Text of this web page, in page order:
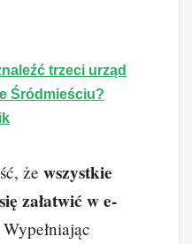
trzeci urząd
Śródmieściu?
że wszystkie
załatwić w e-
Wypełniając